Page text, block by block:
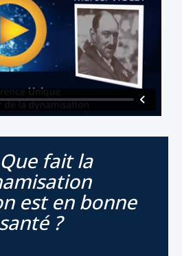
fait la
est en bonne
santé ?